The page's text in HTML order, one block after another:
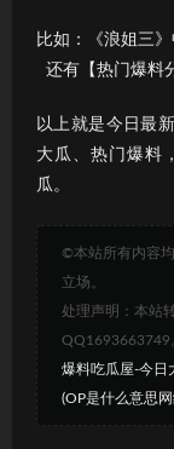
比如：《浪姐三
还有【热门爆料
以上就是今日最
大瓜、热门爆料
瓜。
©本站所有内容
立场。
处理声明：本站
QQ1693663749
爆料吃瓜屋-今日
(OP是什么意思